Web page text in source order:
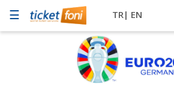
☰ TR| EN